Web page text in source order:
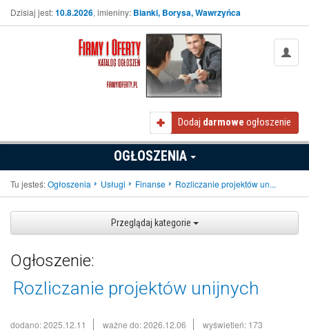
Dzisiaj jest:10.8.2026, imieniny: Bianki, Borysa, Wawrzyńca
Dodaj darmowe ogłoszenie
OGŁOSZENIA
Tu jesteś:Ogłoszenia Usługi Finanse Rozliczanie projektów un...
Przeglądaj kategorie
Ogłoszenie:
Rozliczanie projektów unijnych
dodano: 2025.12.11 ważne do: 2026.12.06 wyświetleń: 173